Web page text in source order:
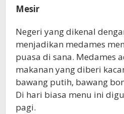
Mesir
Negeri yang dikenal
menjadikan medames
puasa di sana. Medames
makanan yang diberi
bawang putih, bawang
Di hari biasa menu ini
pagi.